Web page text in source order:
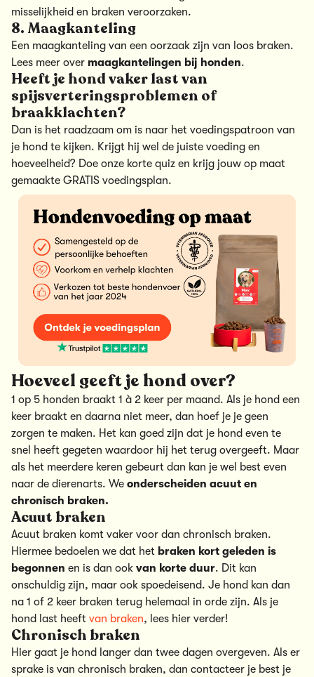
misselijkheid en braken veroorzaken.
8. Maagkanteling
Een maagkanteling van een oorzaak zijn van loos braken.
Lees meer over maagkantelingen bij honden.
Heeft je hond vaker last van
spijsverteringsproblemen of
braakklachten?
Dan is het raadzaam om is naar het voedingspatroon van
je hond te kijken. Krijgt hij wel de juiste voeding en
hoeveelheid? Doe onze korte quiz en krijg jouw op maat
gemaakte GRATIS voedingsplan.
Hoeveel geeft je hond over?
1 op 5 honden braakt 1 à 2 keer per maand. Als je hond een
keer braakt en daarna niet meer, dan hoef je je geen
zorgen te maken. Het kan goed zijn dat je hond even te
snel heeft gegeten waardoor hij het terug overgeeft. Maar
als het meerdere keren gebeurt dan kan je wel best even
naar de dierenarts. We onderscheiden acuut en
chronisch braken.
Acuut braken
Acuut braken komt vaker voor dan chronisch braken.
Hiermee bedoelen we dat het braken kort geleden is
begonnen en is dan ook van korte duur. Dit kan
onschuldig zijn, maar ook spoedeisend. Je hond kan dan
na 1 of 2 keer braken terug helemaal in orde zijn. Als je
hond last heeft van braken, lees hier verder!
Chronisch braken
Hier gaat je hond langer dan twee dagen overgeven. Als er
sprake is van chronisch braken, dan contacteer je best je